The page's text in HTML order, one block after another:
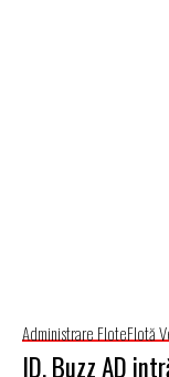
Administrare FloteFlotă
ID. Buzz AD